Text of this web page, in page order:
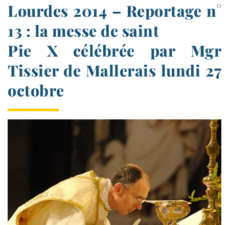
Lourdes 2014 – Reportage n°
13 : la messe de saint
Pie X célébrée par Mgr
Tissier de Mallerais lundi 27
octobre